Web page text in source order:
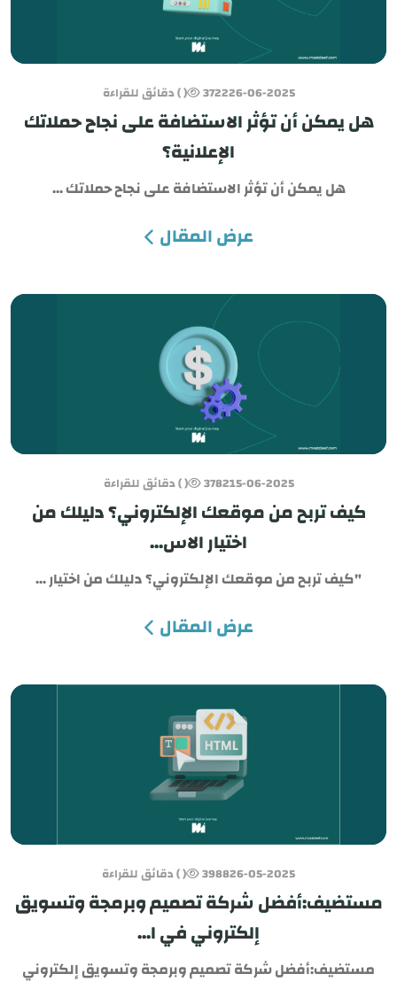
26-06-2025
3722 ( ) دقائق للقراءة
هل يمكن أن تؤثر الاستضافة على نجاح حملاتك
الإعلانية؟
هل يمكن أن تؤثر الاستضافة على نجاح حملاتك ...
عرض المقال
15-06-2025
3782 ( ) دقائق للقراءة
كيف تربح من موقعك الإلكتروني؟ دليلك من
اختيار الاس...
"كيف تربح من موقعك الإلكتروني؟ دليلك من اختيار ...
عرض المقال
26-05-2025
3988 ( ) دقائق للقراءة
مستضيف:أفضل شركة تصميم وبرمجة وتسويق
إلكتروني في ا...
مستضيف:أفضل شركة تصميم وبرمجة وتسويق إلكتروني